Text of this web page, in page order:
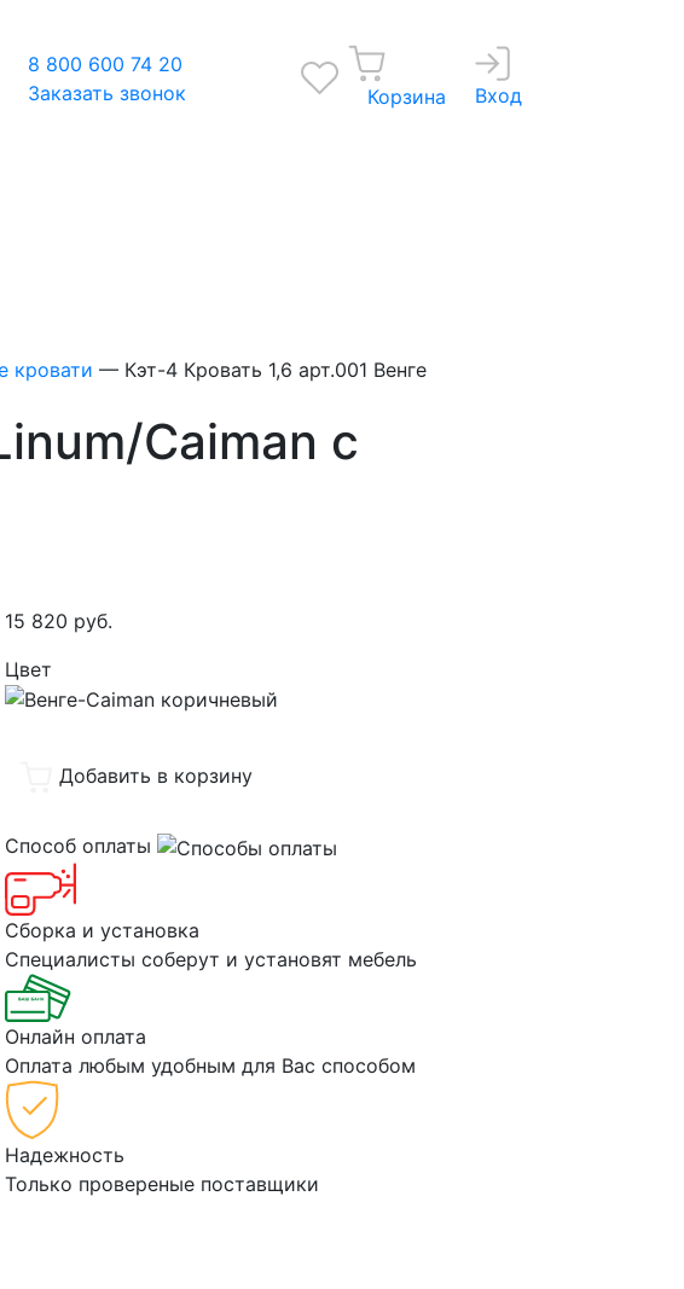
8 800 600 74 20
Заказать звонок
Корзина Вход
кровати — Кэт-4 Кровать 1,6 арт.001 Венге
Caiman с
15 820 руб.
Цвет
Добавить в корзину
Способ оплаты
Сборка и установка
Специалисты соберут и установят мебель
Онлайн оплата
Оплата любым удобным для Вас способом
Надежность
Только провереные поставщики